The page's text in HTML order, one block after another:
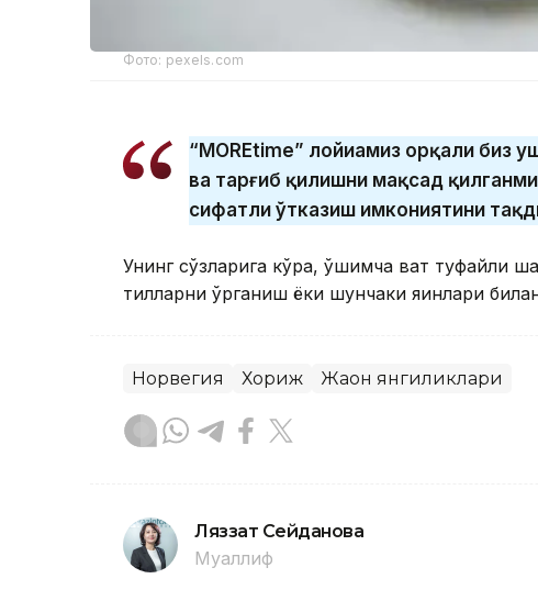
Фото: pexels.com
“MOREtime” лойиҳамиз орқали биз
ва тарғиб қилишни мақсад
сифатли ўтказиш имкониятини
Унинг сўзларига кўра, қўшимча вақт туфайли
тилларни ўрганиш ёки шунчаки яқинлари
Норвегия Хориж Жаҳон янгиликлари
Ляззат Сейданова
Муаллиф